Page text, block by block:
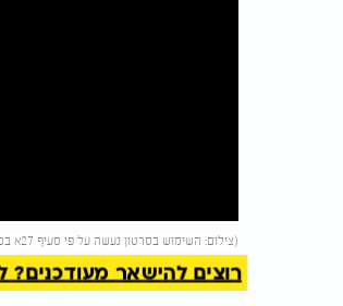
(צילום: השימוש בסרטון נעשה על פי סעיף 27א בכפוף לחוק זכות היוצרים. בעל זכות היוצרים זכאי לבקש את הסרת הסרטון מ-
רוצים להישאר מעודכנים?